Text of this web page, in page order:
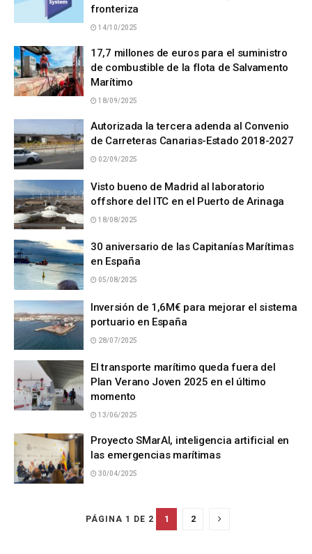
fronteriza
14/10/2025
17,7 millones de euros para el suministro
de combustible de la flota de Salvamento
Marítimo
18/09/2025
Autorizada la tercera adenda al Convenio
de Carreteras Canarias-Estado 2018-2027
02/09/2025
Visto bueno de Madrid al laboratorio
offshore del ITC en el Puerto de Arinaga
18/08/2025
30 aniversario de las Capitanías Marítimas
en España
05/08/2025
Inversión de 1,6M€ para mejorar el sistema
portuario en España
28/07/2025
El transporte marítimo queda fuera del
Plan Verano Joven 2025 en el último
momento
13/06/2025
Proyecto SMarAI, inteligencia artificial en
las emergencias marítimas
30/04/2025
PÁGINA 1 DE 2 1 2